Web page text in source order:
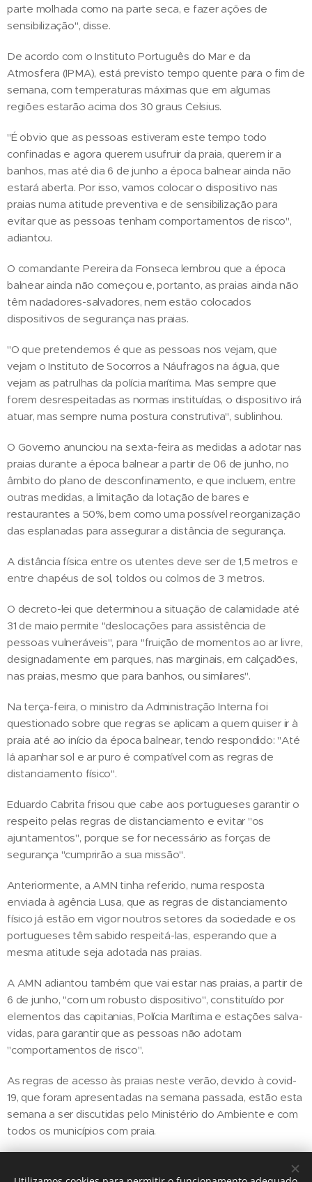
parte molhada como na parte seca, e fazer ações de
sensibilização", disse.
De acordo com o Instituto Português do Mar e da
Atmosfera (IPMA), está previsto tempo quente para o fim de
semana, com temperaturas máximas que em algumas
regiões estarão acima dos 30 graus Celsius.
"É obvio que as pessoas estiveram este tempo todo
confinadas e agora querem usufruir da praia, querem ir a
banhos, mas até dia 6 de junho a época balnear ainda não
estará aberta. Por isso, vamos colocar o dispositivo nas
praias numa atitude preventiva e de sensibilização para
evitar que as pessoas tenham comportamentos de risco",
adiantou.
O comandante Pereira da Fonseca lembrou que a época
balnear ainda não começou e, portanto, as praias ainda não
têm nadadores-salvadores, nem estão colocados
dispositivos de segurança nas praias.
"O que pretendemos é que as pessoas nos vejam, que
vejam o Instituto de Socorros a Náufragos na água, que
vejam as patrulhas da polícia marítima. Mas sempre que
forem desrespeitadas as normas instituídas, o dispositivo irá
atuar, mas sempre numa postura construtiva", sublinhou.
O Governo anunciou na sexta-feira as medidas a adotar nas
praias durante a época balnear a partir de 06 de junho, no
âmbito do plano de desconfinamento, e que incluem, entre
outras medidas, a limitação da lotação de bares e
restaurantes a 50%, bem como uma possível reorganização
das esplanadas para assegurar a distância de segurança.
A distância física entre os utentes deve ser de 1,5 metros e
entre chapéus de sol, toldos ou colmos de 3 metros.
O decreto-lei que determinou a situação de calamidade até
31 de maio permite "deslocações para assistência de
pessoas vulneráveis", para "fruição de momentos ao ar livre,
designadamente em parques, nas marginais, em calçadões,
nas praias, mesmo que para banhos, ou similares".
Na terça-feira, o ministro da Administração Interna foi
questionado sobre que regras se aplicam a quem quiser ir à
praia até ao início da época balnear, tendo respondido: "Até
lá apanhar sol e ar puro é compatível com as regras de
distanciamento físico".
Eduardo Cabrita frisou que cabe aos portugueses garantir o
respeito pelas regras de distanciamento e evitar "os
ajuntamentos", porque se for necessário as forças de
segurança "cumprirão a sua missão".
Anteriormente, a AMN tinha referido, numa resposta
enviada à agência Lusa, que as regras de distanciamento
físico já estão em vigor noutros setores da sociedade e os
portugueses têm sabido respeitá-las, esperando que a
mesma atitude seja adotada nas praias.
A AMN adiantou também que vai estar nas praias, a partir de
6 de junho, "com um robusto dispositivo", constituído por
elementos das capitanias, Polícia Marítima e estações salva-
vidas, para garantir que as pessoas não adotam
"comportamentos de risco".
As regras de acesso às praias neste verão, devido à covid-
19, que foram apresentadas na semana passada, estão esta
semana a ser discutidas pelo Ministério do Ambiente e com
todos os municípios com praia.